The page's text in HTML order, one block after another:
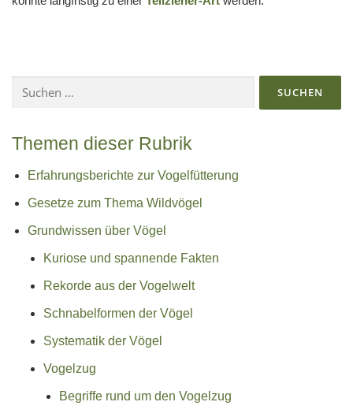
nach:
Themen dieser Rubrik
Erfahrungsberichte zur Vogelfütterung
Gesetze zum Thema Wildvögel
Grundwissen über Vögel
Kuriose und spannende Fakten
Rekorde aus der Vogelwelt
Schnabelformen der Vögel
Systematik der Vögel
Vogelzug
Begriffe rund um den Vogelzug